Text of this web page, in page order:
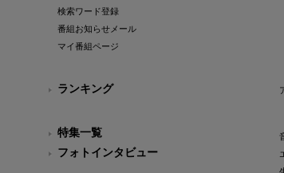
検索ワード登録
番組お知らせメール
マイ番組ページ
ランキング
特集一覧
フォトインタビュー